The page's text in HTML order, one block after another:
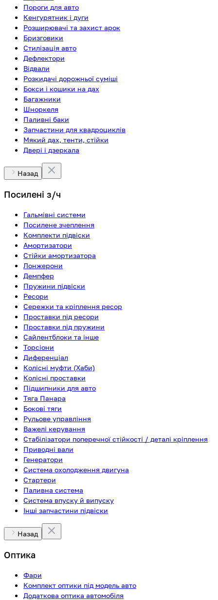
Пороги для авто
Кенгурятник і дуги
Розширювачі та захист арок
Бризговики
Стилізація авто
Дефлектори
Відвали
Розкидачі дорожньої суміші
Бокси і кошики на дах
Багажники
Шноркеля
Паливні баки
Запчастини для квадроциклів
Мякий дах, тенти, стійки
Двері і дзеркала
Назад
Посилені з/ч
Гальмівні системи
Посилене зчеплення
Комплекти підвіски
Амортизатори
Стійки амортизатора
Лонжерони
Демпфер
Пружини підвіски
Ресори
Сережки та кріплення ресор
Проставки під ресори
Проставки під пружини
Сайлентблоки та інше
Торсіони
Диференціал
Колісні муфти (Хаби)
Колісні проставки
Підшипники для авто
Тяга Панара
Бокові тяги
Рульове управління
Важелі керування
Стабілізатори поперечної стійкості / деталі кріплення
Приводні вали
Генератори
Система охолодження двигуна
Стартери
Паливна система
Система впуску й випуску
Інші запчастини підвіски
Назад
Оптика
Фари
Комплект оптики під модель авто
Додаткова оптика автомобіля